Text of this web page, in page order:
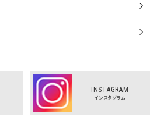
INSTAGRAM
インスタグラム